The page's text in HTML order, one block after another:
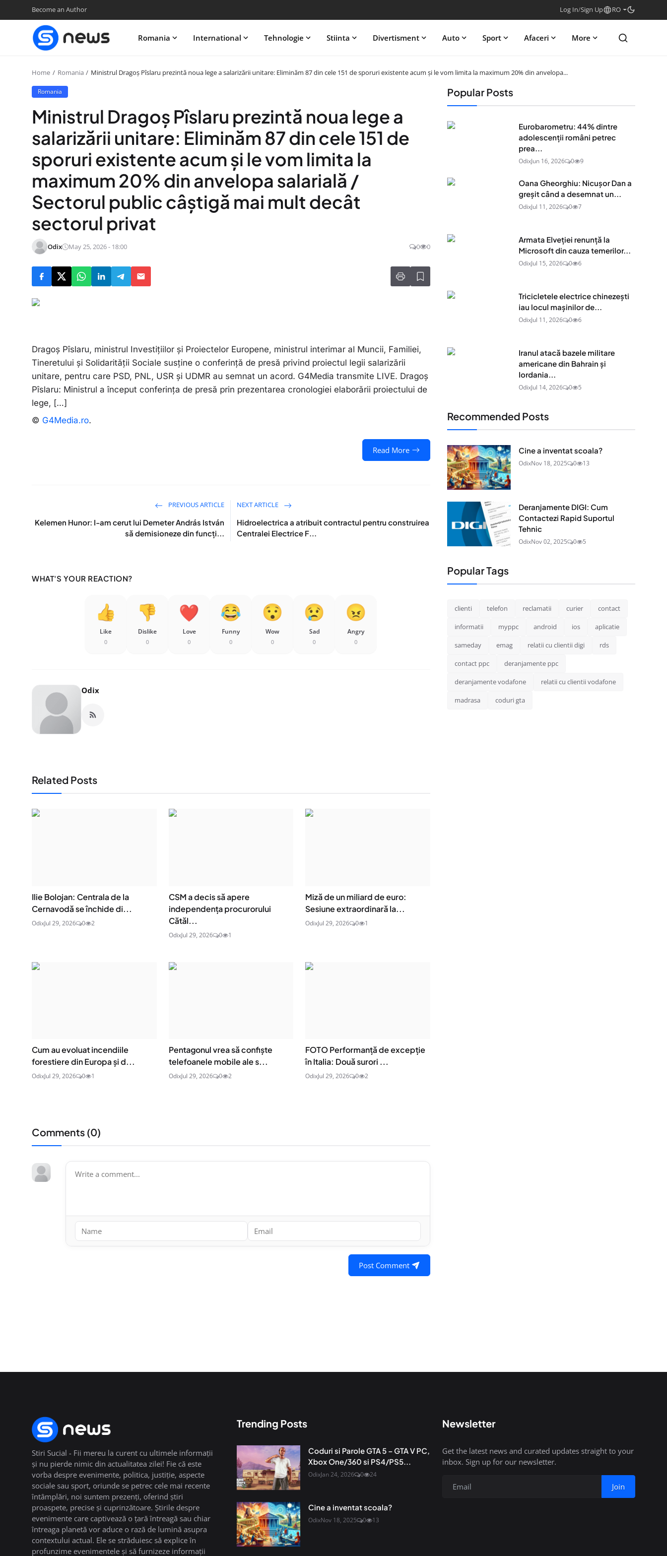
Become an Author Log In/Sign Up RO
Romania International Tehnologie Stiinta Divertisment Auto Sport Afaceri More
Home Romania Ministrul Dragoș Pîslaru prezintă noua lege a salarizării unitare: Eliminăm 87 din cele 151 de sporuri existente acum și le vom limita la maximum 20% din anvelopa...
Romania
Ministrul Dragoș Pîslaru prezintă noua lege a
salarizării unitare: Eliminăm 87 din cele 151 de
sporuri existente acum și le vom limita la
maximum 20% din anvelopa salarială /
Sectorul public câștigă mai mult decât
sectorul privat
Odix May 25, 2026 - 18:00 0 0
Dragoș Pîslaru, ministrul Investițiilor și Proiectelor Europene, ministrul interimar al Muncii, Familiei,
Tineretului și Solidarității Sociale susține o conferință de presă privind proiectul legii salarizării
unitare, pentru care PSD, PNL, USR și UDMR au semnat un acord. G4Media transmite LIVE. Dragoș
Pîslaru: Ministrul a început conferința de presă prin prezentarea cronologiei elaborării proiectului de
lege, […]
© G4Media.ro.
Read More
PREVIOUS ARTICLE
Kelemen Hunor: I-am cerut lui Demeter András István
să demisioneze din funcți...
NEXT ARTICLE
Hidroelectrica a atribuit contractul pentru construirea
Centralei Electrice F...
WHAT'S YOUR REACTION?
Like
0
Dislike
0
Love
0
Funny
0
Wow
0
Sad
0
Angry
0
Odix
Related Posts
Ilie Bolojan: Centrala de la
Cernavodă se închide di...
OdixJul 29, 2026 0 2
CSM a decis să apere
independența procurorului
Cătăl...
OdixJul 29, 2026 0 1
Miză de un miliard de euro:
Sesiune extraordinară la...
OdixJul 29, 2026 0 1
Cum au evoluat incendiile
forestiere din Europa și d...
OdixJul 29, 2026 0 1
Pentagonul vrea să confiște
telefoanele mobile ale s...
OdixJul 29, 2026 0 2
FOTO Performanță de excepție
în Italia: Două surori ...
OdixJul 29, 2026 0 2
Comments (0)
Post Comment
Popular Posts
Eurobarometru: 44% dintre
adolescenţii români petrec
prea...
OdixJun 16, 2026 0 9
Oana Gheorghiu: Nicușor Dan a
greșit când a desemnat un...
OdixJul 11, 2026 0 7
Armata Elveției renunță la
Microsoft din cauza temerilor...
OdixJul 15, 2026 0 6
Tricicletele electrice chinezești
iau locul mașinilor de...
OdixJul 11, 2026 0 6
Iranul atacă bazele militare
americane din Bahrain și
Iordania...
OdixJul 14, 2026 0 5
Recommended Posts
Cine a inventat scoala?
OdixNov 18, 2025 0 13
Deranjamente DIGI: Cum
Contactezi Rapid Suportul
Tehnic
OdixNov 02, 2025 0 5
Popular Tags
clienti telefon reclamatii curier contact
informatii myppc android ios aplicatie
sameday emag relatii cu clientii digi rds
contact ppc deranjamente ppc
deranjamente vodafone relatii cu clientii vodafone
madrasa coduri gta
Stiri Sucial - Fii mereu la curent cu ultimele informații
și nu pierde nimic din actualitatea zilei! Fie că este
vorba despre evenimente, politica, justiție, aspecte
sociale sau sport, oriunde se petrec cele mai recente
întâmplări, noi suntem prezenți, oferind știri
proaspete, precise și cuprinzătoare. Știrile despre
evenimente care captivează o țară întreagă sau chiar
întreaga planetă vor aduce o rază de lumină asupra
contextului actual. Ele se străduiesc să explice în
profunzime evenimentele și să furnizeze informații
Trending Posts
Coduri si Parole GTA 5 – GTA V PC,
Xbox One/360 si PS4/PS5...
OdixJan 24, 2026 0 24
Cine a inventat scoala?
OdixNov 18, 2025 0 13
Newsletter
Get the latest news and curated updates straight to your
inbox. Sign up for our newsletter.
Join